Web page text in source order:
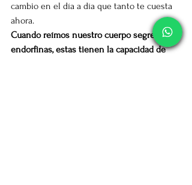
cambio en el día a día que tanto te cuesta
ahora.
Cuando reímos nuestro cuerpo segrega
endorfinas, estas tienen la capacidad de